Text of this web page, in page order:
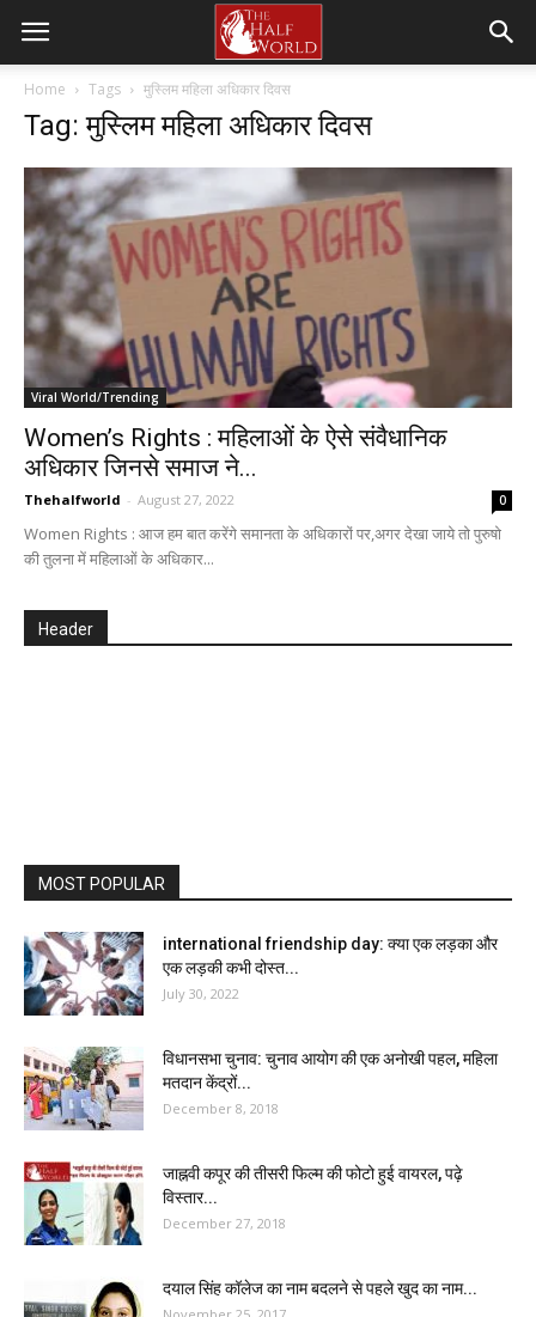
Home Tags मुस्लिम महिला अधिकार दिवस
Tag: मुस्लिम महिला अधिकार दिवस
Viral World/Trending
Women’s Rights : महिलाओं के ऐसे संवैधानिक
अधिकार जिनसे समाज ने...
Thehalfworld - August 27, 2022 0
Women Rights : आज हम बात करेंगे समानता के अधिकारों पर,अगर देखा जाये तो पुरुषो
की तुलना में महिलाओं के अधिकार...
Header
MOST POPULAR
international friendship day: क्या एक लड़का और
एक लड़की कभी दोस्त...
July 30, 2022
विधानसभा चुनाव: चुनाव आयोग की एक अनोखी पहल, महिला
मतदान केंद्रों...
December 8, 2018
जाह्नवी कपूर की तीसरी फिल्म की फोटो हुई वायरल, पढ़े
विस्तार...
December 27, 2018
दयाल सिंह कॉलेज का नाम बदलने से पहले खुद का नाम...